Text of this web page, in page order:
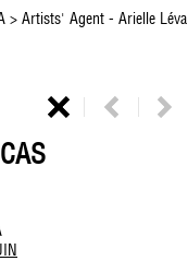
>Artists' Agent - Arielle Léva